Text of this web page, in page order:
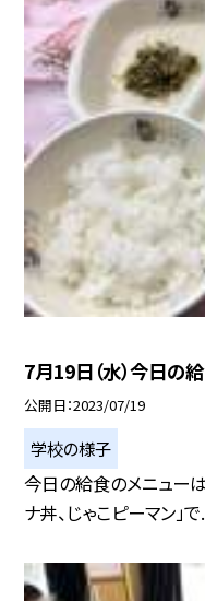
7月19日（水）今日の
公開日 2023/07/19
学校の様子
今日の給食のメニューは
ナ丼、じゃこピーマン」で